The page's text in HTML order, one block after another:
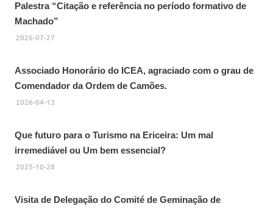
Palestra “Citação e referência no período formativo de
Machado”
2026-07-27
Associado Honorário do ICEA, agraciado com o grau de
Comendador da Ordem de Camões.
2026-04-13
Que futuro para o Turismo na Ericeira: Um mal
irremediável ou Um bem essencial?
2025-10-28
Visita de Delegação do Comité de Geminação de